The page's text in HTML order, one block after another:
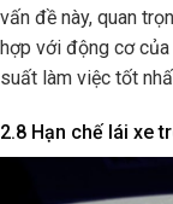
vấn đề này, quan
hợp với động cơ
suất làm việc tốt
2.8 Hạn chế lái xe